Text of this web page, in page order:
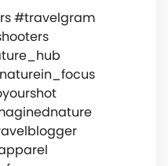
#travelgram